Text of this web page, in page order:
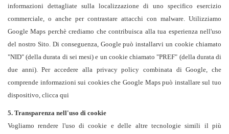
informazioni dettagliate sulla localizzazione di uno specifico esercizio
commerciale, o anche per contrastare attacchi con malware. Utilizziamo
Google Maps perchè crediamo che contribuisca alla tua esperienza nell'uso
del nostro Sito. Di conseguenza, Google può installarvi un cookie chiamato
"NID" (della durata di sei mesi) e un cookie chiamato "PREF" (della durata di
due anni). Per accedere alla privacy policy combinata di Google, che
comprende informazioni sui cookies che Google Maps può installare sul tuo
dispositivo, clicca qui
5. Transparenza nell'uso di cookie
Vogliamo rendere l'uso di cookie e delle altre tecnologie simili il più